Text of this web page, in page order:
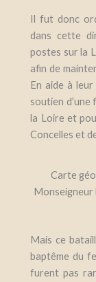
Il fut donc
dans cette
postes sur la
afin de
En aide à
soutien d’une
la Loire et
Concelles et
Carte
Monseigneur
Mais ce
baptême du
furent pas